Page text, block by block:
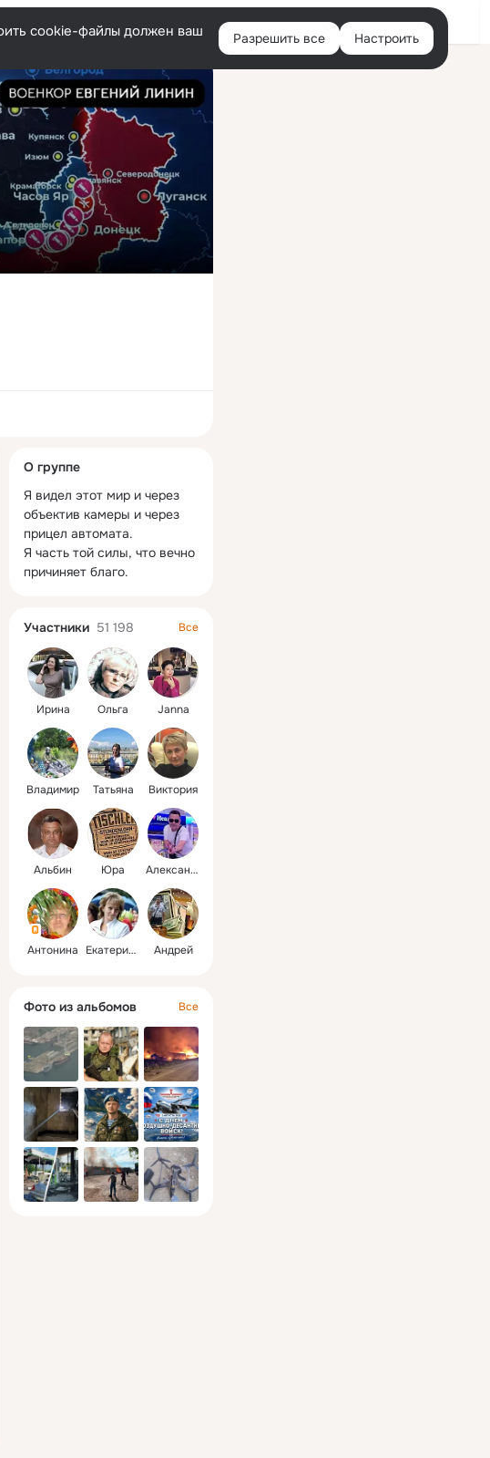
Войти
cookie-файлы должен ваш
Разрешить все Настроить
колонка
О группе
Я видел этот мир и через
объектив камеры и через
прицел автомата.
Я часть той силы, что вечно
причиняет благо.
Участники 51 198 Все
Ирина Ольга Janna
Владимир Татьяна Виктория
Альбин Юра Александр
Антонина Екатерина Андрей
Фото из альбомов Все